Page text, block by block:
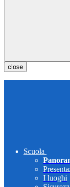
close
Scuola
I luoghi